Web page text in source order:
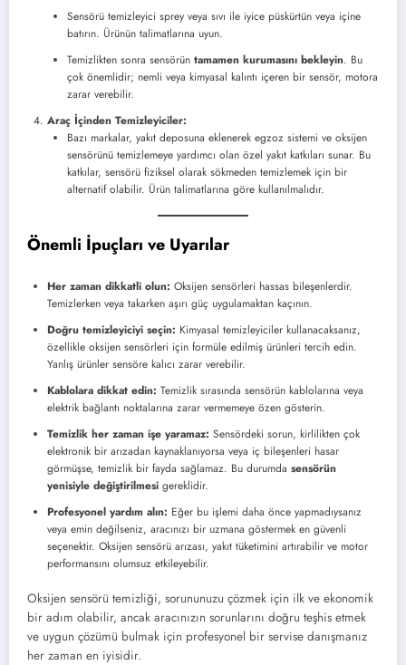
Sensörü temizleyici sprey veya sıvı ile iyice püskürtün veya içine
batırın. Ürünün talimatlarına uyun.
Temizlikten sonra sensörün tamamen kurumasını bekleyin. Bu
çok önemlidir; nemli veya kimyasal kalıntı içeren bir sensör, motora
zarar verebilir.
Araç İçinden Temizleyiciler:
Bazı markalar, yakıt deposuna eklenerek egzoz sistemi ve oksijen
sensörünü temizlemeye yardımcı olan özel yakıt katkıları sunar. Bu
katkılar, sensörü fiziksel olarak sökmeden temizlemek için bir
alternatif olabilir. Ürün talimatlarına göre kullanılmalıdır.
Önemli İpuçları ve Uyarılar
Her zaman dikkatli olun: Oksijen sensörleri hassas bileşenlerdir.
Temizlerken veya takarken aşırı güç uygulamaktan kaçının.
Doğru temizleyiciyi seçin: Kimyasal temizleyiciler kullanacaksanız,
özellikle oksijen sensörleri için formüle edilmiş ürünleri tercih edin.
Yanlış ürünler sensöre kalıcı zarar verebilir.
Kablolara dikkat edin: Temizlik sırasında sensörün kablolarına veya
elektrik bağlantı noktalarına zarar vermemeye özen gösterin.
Temizlik her zaman işe yaramaz: Sensördeki sorun, kirlilikten çok
elektronik bir arızadan kaynaklanıyorsa veya iç bileşenleri hasar
görmüşse, temizlik bir fayda sağlamaz. Bu durumda sensörün
yenisiyle değiştirilmesi gereklidir.
Profesyonel yardım alın: Eğer bu işlemi daha önce yapmadıysanız
veya emin değilseniz, aracınızı bir uzmana göstermek en güvenli
seçenektir. Oksijen sensörü arızası, yakıt tüketimini artırabilir ve motor
performansını olumsuz etkileyebilir.
Oksijen sensörü temizliği, sorununuzu çözmek için ilk ve ekonomik
bir adım olabilir, ancak aracınızın sorunlarını doğru teşhis etmek
ve uygun çözümü bulmak için profesyonel bir servise danışmanız
her zaman en iyisidir.